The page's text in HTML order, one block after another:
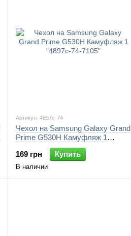
Артикул: 4897c-74
Чехол на Samsung Galaxy Grand
Prime G530H Камуфляж 1
"4897c-74-7105"
169 грн
Купить
В наличии